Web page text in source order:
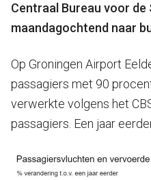
Centraal Bureau voor
maandagochtend naar
Op Groningen Airport
passagiers met 90
verwerkte volgens het
passagiers. Een jaar